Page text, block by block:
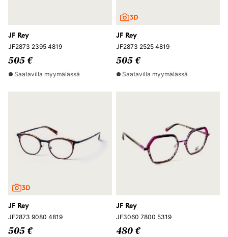
JF Rey
JF2873 2395 4819
505 €
Saatavilla myymälässä
JF Rey
JF2873 2525 4819
505 €
Saatavilla myymälässä
JF Rey
JF2873 9080 4819
505 €
JF Rey
JF3060 7800 5319
480 €